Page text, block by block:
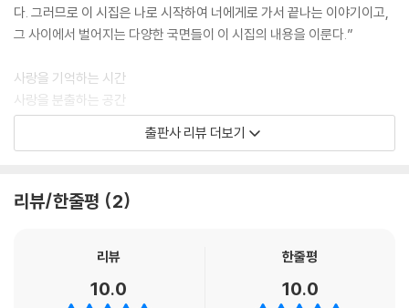
다. 그러므로 이 시집은 나로 시작하여 너에게로 가서 끝나는 이야기이고,
그 사이에서 벌어지는 다양한 국면들이 이 시집의 내용을 이룬다.”
사랑을 기억하는 시간
사랑을 분출하는 공간
사랑은 시공을 초월
이편과 저편을 자유롭게 넘나드는
원자와 분자가 교직한 세포며 유기체다
모든 흠결을 지우고 시간과 거리를 무화시키고
사랑이 몸인 것은 생명인 까닭이다
출판사 리뷰 더보기
리뷰/한줄평 2
리뷰
10.0
한줄평
10.0